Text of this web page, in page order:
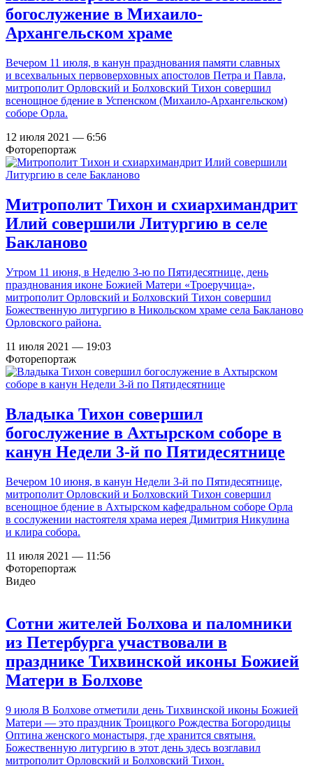
богослужение в Михаило-
Архангельском храме
Вечером 11 июля, в канун празднования памяти славных
и всехвальных первоверховных апостолов Петра и Павла,
митрополит Орловский и Болховский Тихон совершил
всенощное бдение в Успенском (Михаило-Архангельском)
соборе Орла.
12 июля 2021 — 6:56
Фоторепортаж
Митрополит Тихон и схиархимандрит
Илий совершили Литургию в селе
Бакланово
Утром 11 июня, в Неделю 3-ю по Пятидесятнице, день
празднования иконе Божией Матери «Троеручица»,
митрополит Орловский и Болховский Тихон совершил
Божественную литургию в Никольском храме села Бакланово
Орловского района.
11 июля 2021 — 19:03
Фоторепортаж
Владыка Тихон совершил
богослужение в Ахтырском соборе в
канун Недели 3-й по Пятидесятнице
Вечером 10 июня, в канун Недели 3-й по Пятидесятнице,
митрополит Орловский и Болховский Тихон совершил
всенощное бдение в Ахтырском кафедральном соборе Орла
в сослужении настоятеля храма иерея Димитрия Никулина
и клира собора.
11 июля 2021 — 11:56
Фоторепортаж
Видео
Сотни жителей Болхова и паломники
из Петербурга участвовали в
празднике Тихвинской иконы Божией
Матери в Болхове
9 июля В Болхове отметили день Тихвинской иконы Божией
Матери — это праздник Троицкого Рождества Богородицы
Оптина женского монастыря, где хранится святыня.
Божественную литургию в этот день здесь возглавил
митрополит Орловский и Болховский Тихон.